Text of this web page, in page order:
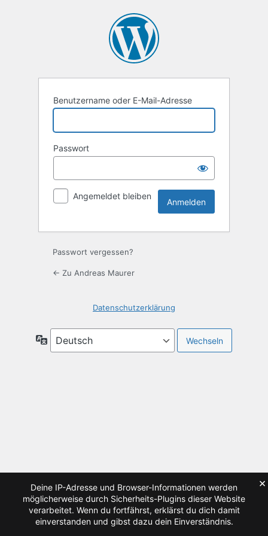
Benutzername oder E-Mail-Adresse
Passwort
Angemeldet bleiben
Passwort vergessen?
← Zu Andreas Maurer
Datenschutzerklärung
Sprache
Deine IP-Adresse und Browser-Informationen werden
möglicherweise durch Sicherheits-Plugins dieser Website
verarbeitet. Wenn du fortfährst, erklärst du dich damit
einverstanden und gibst dazu dein Einverständnis.
×